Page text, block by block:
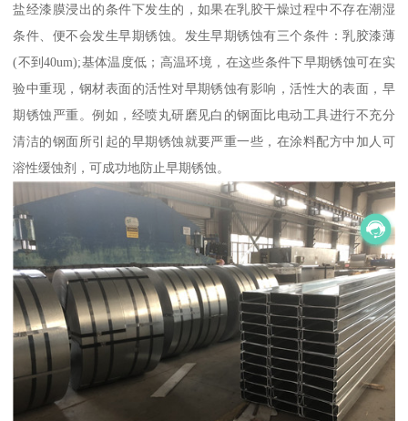
盐经漆膜浸出的条件下发生的，如果在乳胶干燥过程中不存在潮湿
条件、便不会发生早期锈蚀。发生早期锈蚀有三个条件：乳胶漆薄
(不到40um);基体温度低；高温环境，在这些条件下早期锈蚀可在实
验中重现，钢材表面的活性对早期锈蚀有影响，活性大的表面，早
期锈蚀严重。例如，经喷丸研磨见白的钢面比电动工具进行不充分
清洁的钢面所引起的早期锈蚀就要严重一些，在涂料配方中加人可
溶性缓蚀剂，可成功地防止早期锈蚀。